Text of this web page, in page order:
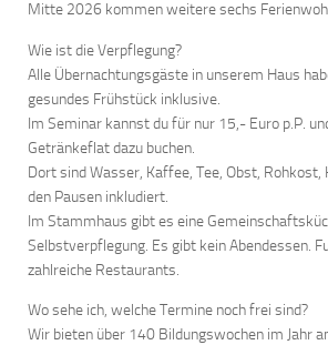
Mitte 2026 kommen weitere sechs
Wie ist die Verpflegung?
Alle Übernachtungsgäste in unserem Haus
gesundes Frühstück inklusive.
Im Seminar kannst du für nur 15,- Euro p.P.
Getränkeflat dazu buchen.
Dort sind Wasser, Kaffee, Tee, Obst, Rohkost,
den Pausen inkludiert.
Im Stammhaus gibt es eine
Selbstverpflegung. Es gibt kein Abendessen.
zahlreiche Restaurants.
Wo sehe ich, welche Termine noch frei sind?
Wir bieten über 140 Bildungswochen im Jahr